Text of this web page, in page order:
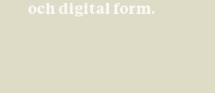
och digital form.